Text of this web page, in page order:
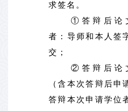
求签名。
①答辩后论
者：导师和本人签
交；
②答辩后论
（含本次答辩后申
答辩本次申请学位